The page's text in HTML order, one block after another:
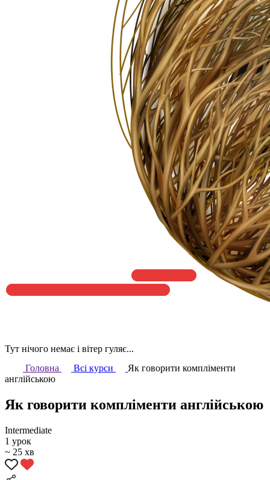
Тут нічого немає і вітер гуляє...
Головна
Всі курси
Як говорити компліменти
англійською
Як говорити компліменти англійською
Intermediate
1 урок
~ 25 хв